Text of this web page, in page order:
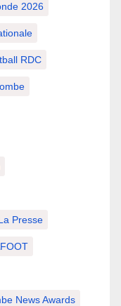
2026
RDC
Presse
News Awards